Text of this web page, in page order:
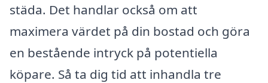
städa. Det handlar också om att
maximera värdet på din bostad och göra
en bestående intryck på potentiella
köpare. Så ta dig tid att inhandla tre